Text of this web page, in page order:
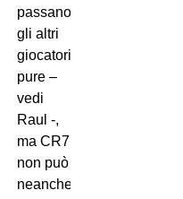
passano,
gli altri
giocatori
pure –
vedi
Raul -,
ma CR7
non può
neanche